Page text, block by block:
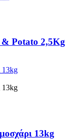
& Potato 2,5Kg
13kg